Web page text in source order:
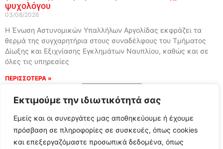
Εκτιμούμε την ιδιωτικότητά σας
Εμείς και οι συνεργάτες μας αποθηκεύουμε ή έχουμε
πρόσβαση σε πληροφορίες σε συσκευές, όπως cookies
και επεξεργαζόμαστε προσωπικά δεδομένα, όπως
ψυχολόγου
03/08/2026
Η Ένωση Αστυνομικών Υπαλλήλων Αργολίδας εκφράζει τα
θερμά της συγχαρητήρια στους συναδέλφους του Τμήματος
Δίωξης και Εξιχνίασης Εγκλημάτων Ναυπλίου, καθώς και σε
όλες τις υπηρεσίες
ΠΕΡΙΣΣΟΤΕΡΑ »